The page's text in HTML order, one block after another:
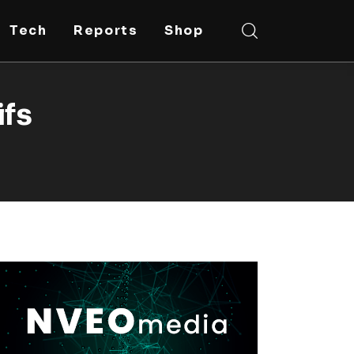
Tech Reports Shop